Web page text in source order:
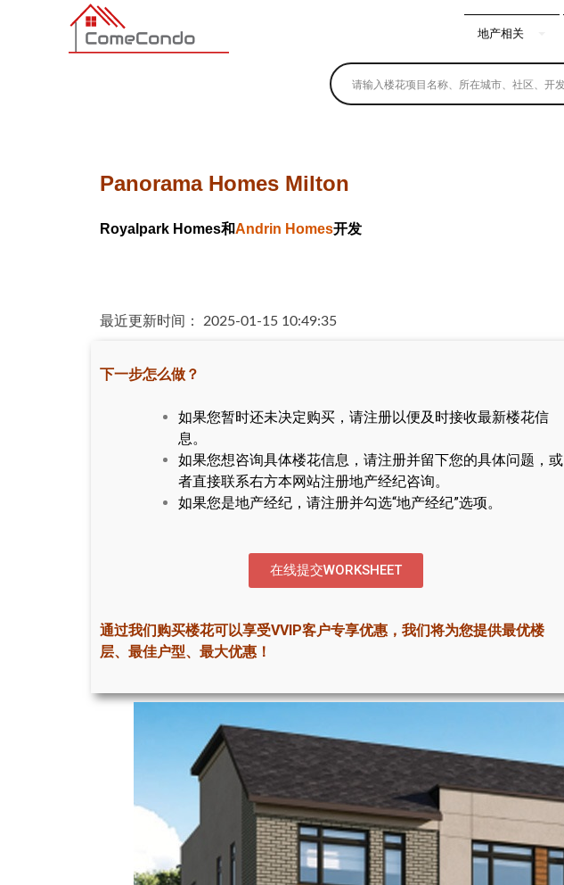
多伦多最新最全的楼花搜索引擎
地产相关
Panorama Homes Milton
Royalpark Homes和Andrin Homes开发
最近更新时间： 2025-01-15 10:49:35
下一步怎么做？
如果您暂时还未决定购买，请注册以便及时接收最新楼花信
息。
如果您想咨询具体楼花信息，请注册并留下您的具体问题，或
者直接联系右方本网站注册地产经纪咨询。
如果您是地产经纪，请注册并勾选“地产经纪”选项。
在线提交WORKSHEET
通过我们购买楼花可以享受VVIP客户专享优惠，我们将为您提供最优楼
层、最佳户型、最大优惠！